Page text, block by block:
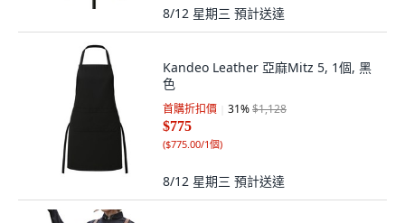
8/12 星期三 預計送達
Kandeo Leather 亞麻Mitz 5, 1個, 黑
色
首購折扣價 31%$1,128
$775
($775.00/1個)
8/12 星期三 預計送達